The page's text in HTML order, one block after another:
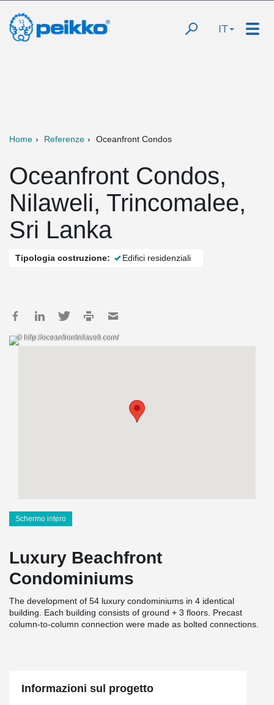
IT
Home Referenze Oceanfront Condos
Oceanfront Condos,
Nilaweli, Trincomalee,
Sri Lanka
Tipologia costruzione: Edifici residenziali
© http://oceanfrontnilaveli.com/
Schermo intero
Luxury Beachfront
Condominiums
The development of 54 luxury condominiums in 4 identical
building. Each building consists of ground + 3 floors. Precast
column-to-column connection were made as bolted connections.
Informazioni sul progetto